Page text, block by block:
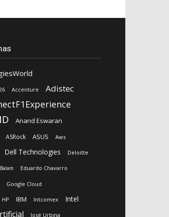
Accenture Adistec
Anand Eswaran
ASRock ASUS Aws
Dell Technologies Deloitte
Eduardo Chavarro
Google Cloud
HP IBM Intcomex Intel
José Urbina